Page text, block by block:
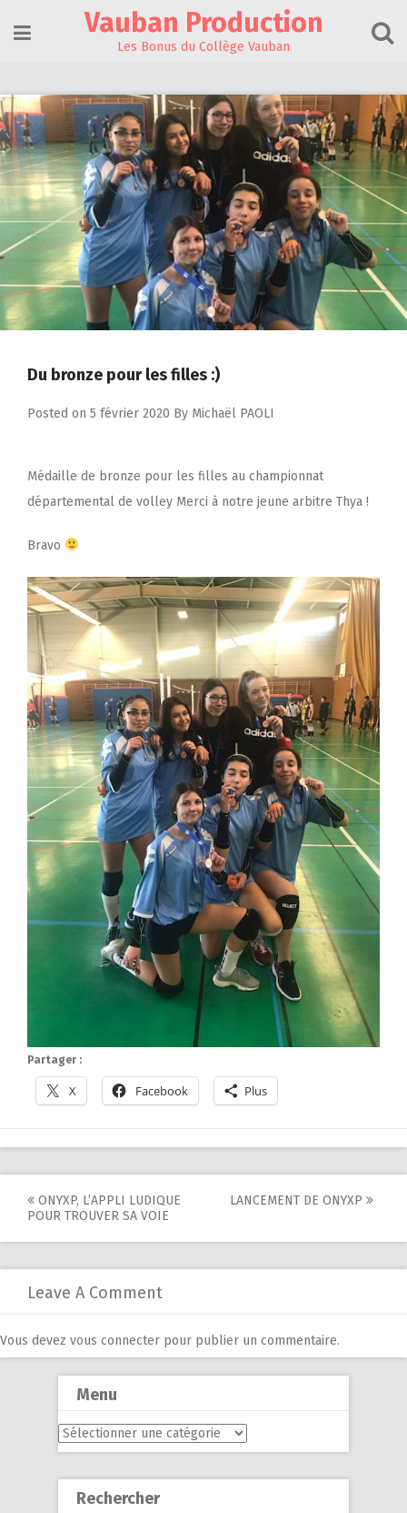
content
Vauban Production
Les Bonus du Collège Vauban
Du bronze pour les filles :)
Posted on 5 février 2020 By Michaël PAOLI
Médaille de bronze pour les filles au championnat
départemental de volley Merci à notre jeune arbitre Thya !
Bravo
Partager :
X Facebook Plus
Post
ONYXP, L’APPLI LUDIQUE
POUR TROUVER SA VOIE
LANCEMENT DE ONYXP
Leave A Comment
Vous devez vous connecter pour publier un commentaire.
Menu
Menu
Rechercher